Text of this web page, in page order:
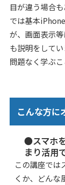
目が違う場合
では基本
が、画面表示
も説明をして
問題なく学ぶこ
こんな方に
●スマホ
まり活用
この講座では
くか、どんな